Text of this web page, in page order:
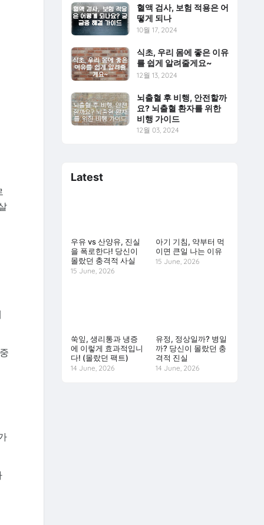
혈액 검사, 보험 적용은 어
떻게 되나
10월 17, 2024
식초, 우리 몸에 좋은 이유
를 쉽게 알려줄게요~
12월 13, 2024
뇌출혈 후 비행, 안전할까
요? 뇌출혈 환자를 위한
비행 가이드
12월 03, 2024
Latest
우유 vs 산양유, 진실
을 폭로한다! 당신이
몰랐던 충격적 사실
15 June, 2026
아기 기침, 약부터 먹
이면 큰일 나는 이유
15 June, 2026
쑥잎, 생리통과 냉증
에 이렇게 효과적입니
다! (몰랐던 팩트)
14 June, 2026
유정, 정상일까? 병일
까? 당신이 몰랐던 충
격적 진실
14 June, 2026